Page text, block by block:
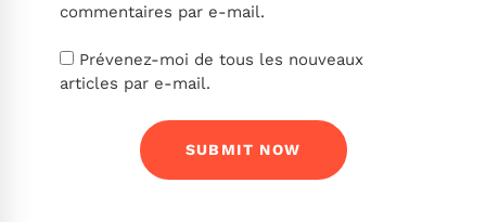
commentaires par e-mail.
Prévenez-moi de tous les nouveaux
articles par e-mail.